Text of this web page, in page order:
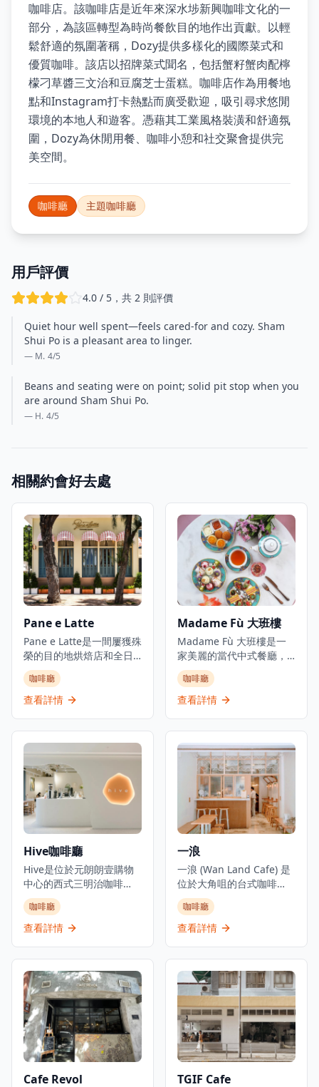
咖啡店。該咖啡店是近年來深水埗新興咖啡文化的一
部分，為該區轉型為時尚餐飲目的地作出貢獻。以輕
鬆舒適的氛圍著稱，Dozy提供多樣化的國際菜式和
優質咖啡。該店以招牌菜式聞名，包括蟹籽蟹肉配檸
檬刁草醬三文治和豆腐芝士蛋糕。咖啡店作為用餐地
點和Instagram打卡熱點而廣受歡迎，吸引尋求悠閒
環境的本地人和遊客。憑藉其工業風格裝潢和舒適氛
圍，Dozy為休閒用餐、咖啡小憩和社交聚會提供完
美空間。
咖啡廳 主題咖啡廳
用戶評價
4.0 / 5，共 2 則評價
Quiet hour well spent—feels cared-for and cozy. Sham
Shui Po is a pleasant area to linger.
— M. 4/5
Beans and seating were on point; solid pit stop when you
are around Sham Shui Po.
— H. 4/5
相關約會好去處
Pane e Latte
Pane e Latte是一間屢獲殊
榮的目的地烘焙店和全日
餐廳，位於赤柱海岸。這
間由Pirata Group經營的
優雅意式咖啡廳，設計感
末人潮。從日出到日落，
他們提供坐下式早餐、午
餐和晚餐，專門提供新鮮
烘焙的意大利食品和海濱
用餐體驗。餐廳作為沉浸
式烘焙概念經營，名稱喚
起意大利語中的「麵包和
咖啡廳
查看詳情
Madame Fù 大班樓
Madame Fù 大班樓是一
家美麗的當代中式餐廳，
專門提供現代粵菜。餐廳
位於香港中環大館古蹟建
築群內一座經過精美修復
的用餐環境，設有餐廳、
酒吧和私人用餐空間,俯瞰
前殖民地建築群。
Madame Fù提供高級用餐
體驗，在歷史建築環境中
將傳統粵菜風味與現代呈
現方式相結合。
咖啡廳
查看詳情
Hive咖啡廳
Hive是位於元朗朗壹購物
中心的西式三明治咖啡
店，是體驗健康飲食和優
質咖啡的理想去處。咖啡
廳專門提供咖啡、健康食
的客人提供全面的體驗。
作為一家休閒餐飲場所，
提供西式三明治和飲品，
環境現代清新，讓客人可
以在舒適的環境中享受美
食。該咖啡廳以在元朗地
區提供清新的咖啡廳用餐
咖啡和輕食的顧客提供堂
咖啡廳
查看詳情
一浪
一浪 (Wan Land Cafe) 是
位於大角咀的台式咖啡
店，已成為咖啡愛好者和
美食愛好者的熱門目的
地。咖啡廳專門提供台灣
有獨特的通花磚牆裝飾，
散發文青氣息。咖啡廳以
友善的柴犬作為店舖吉祥
物，增添迷人特色。一浪
咖啡廳在當地社區獲得認
可，並曾被各種媒體報
導，展示了小型本地企業
素文化融合作出貢獻。
咖啡廳
查看詳情
Cafe Revol TGIF Cafe